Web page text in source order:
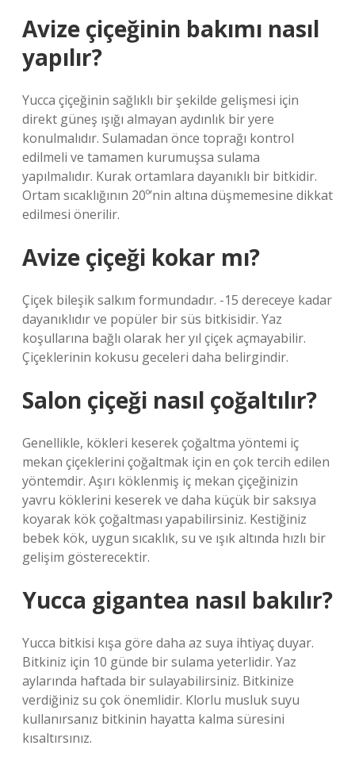
Avize çiçeğinin bakımı nasıl
yapılır?
Yucca çiçeğinin sağlıklı bir şekilde gelişmesi için
direkt güneş ışığı almayan aydınlık bir yere
konulmalıdır. Sulamadan önce toprağı kontrol
edilmeli ve tamamen kurumuşsa sulama
yapılmalıdır. Kurak ortamlara dayanıklı bir bitkidir.
Ortam sıcaklığının 20º’nin altına düşmemesine dikkat
edilmesi önerilir.
Avize çiçeği kokar mı?
Çiçek bileşik salkım formundadır. -15 dereceye kadar
dayanıklıdır ve popüler bir süs bitkisidir. Yaz
koşullarına bağlı olarak her yıl çiçek açmayabilir.
Çiçeklerinin kokusu geceleri daha belirgindir.
Salon çiçeği nasıl çoğaltılır?
Genellikle, kökleri keserek çoğaltma yöntemi iç
mekan çiçeklerini çoğaltmak için en çok tercih edilen
yöntemdir. Aşırı köklenmiş iç mekan çiçeğinizin
yavru köklerini keserek ve daha küçük bir saksıya
koyarak kök çoğaltması yapabilirsiniz. Kestiğiniz
bebek kök, uygun sıcaklık, su ve ışık altında hızlı bir
gelişim gösterecektir.
Yucca gigantea nasıl bakılır?
Yucca bitkisi kışa göre daha az suya ihtiyaç duyar.
Bitkiniz için 10 günde bir sulama yeterlidir. Yaz
aylarında haftada bir sulayabilirsiniz. Bitkinize
verdiğiniz su çok önemlidir. Klorlu musluk suyu
kullanırsanız bitkinin hayatta kalma süresini
kısaltırsınız.